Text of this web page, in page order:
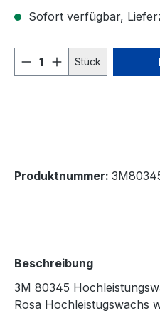
Sofort verfügbar,
Produkt Anzahl:
Stück
Produktnummer:
Beschreibung
3M 80345
Rosa Hochleistugswachs